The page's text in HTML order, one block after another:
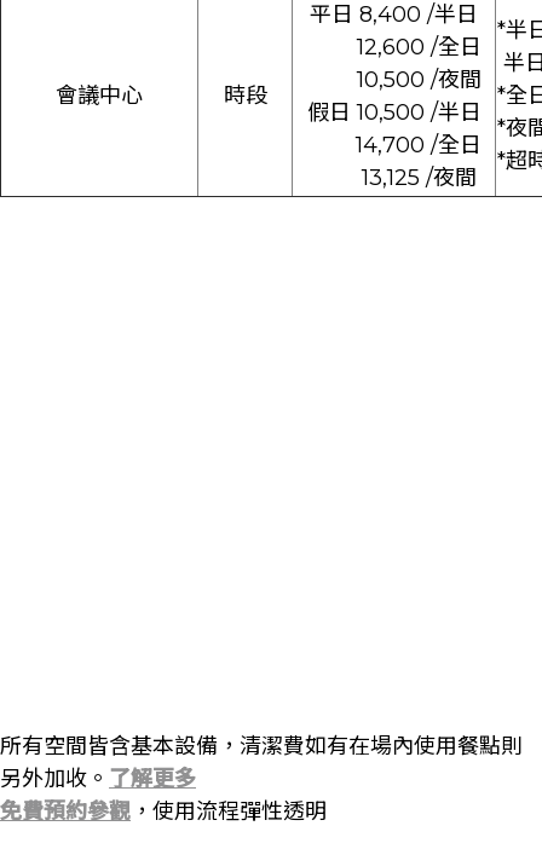
會議中心 時段
平日 8,400 /半日
12,600 /全日
10,500 /夜間
假日 10,500 /半日
14,700 /全日
13,125 /夜間
*半
半
*全
*夜
*超
所有空間皆含基本設備，清潔費如有在場內使用餐點則
另外加收。 了解更多
免費預約參觀 ，使用流程彈性透明